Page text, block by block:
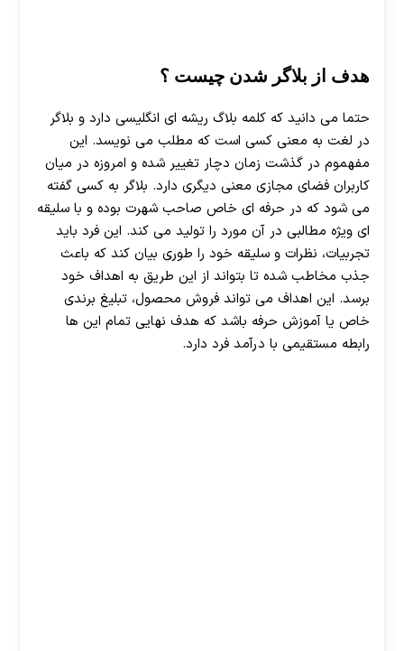
هدف از بلاگر شدن چیست ؟
حتما می دانید که کلمه بلاگ ریشه ای انگلیسی دارد و بلاگر
در لغت به معنی کسی است که مطلب می نویسد. این
مفهموم در گذشت زمان دچار تغییر شده و امروزه در میان
کاربران فضای مجازی معنی دیگری دارد. بلاگر به کسی گفته
می شود که در حرفه ای خاص صاحب شهرت بوده و با سلیقه
ای ویژه مطالبی در آن مورد را تولید می کند. این فرد باید
تجربیات، نظرات و سلیقه خود را طوری بیان کند که باعث
جذب مخاطب شده تا بتواند از این طریق به اهداف خود
برسد. این اهداف می تواند فروش محصول، تبلیغ برندی
خاص یا آموزش حرفه باشد که هدف نهایی تمام این ها
رابطه مستقیمی با درآمد فرد دارد.